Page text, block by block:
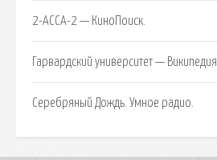
2-АССА-2 — КиноПоиск.
Гарвардский университет — Википедия.
Серебряный Дождь. Умное радио.